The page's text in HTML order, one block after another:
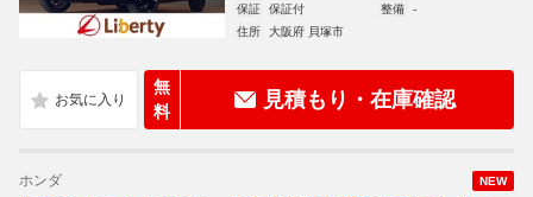
保証
保証付 整備
-
住所
大阪府 貝塚市
無
料
見積もり・在庫確認
NEW
ホンダ